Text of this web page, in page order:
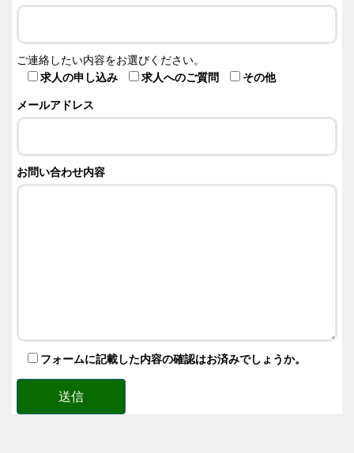
ご連絡したい内容をお選びください。
求人の申し込み
求人へのご質問 その他
メールアドレス
お問い合わせ内容
フォームに記載した内容の確認はお済みでしょうか。